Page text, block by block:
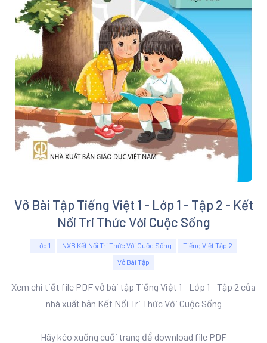
Vở Bài Tập Tiếng Việt 1 - Lớp 1 - Tập 2 - Kết
Nối Tri Thức Với Cuộc Sống
Lớp 1 NXB Kết Nối Tri Thức Với Cuộc Sống
Tiếng Việt Tập 2
Vở Bài Tập
Xem chi tiết file PDF vở bài tập Tiếng Việt 1 - Lớp 1 - Tập 2 của
nhà xuất bản Kết Nối Tri Thức Với Cuộc Sống
Hãy kéo xuống cuối trang để download file PDF